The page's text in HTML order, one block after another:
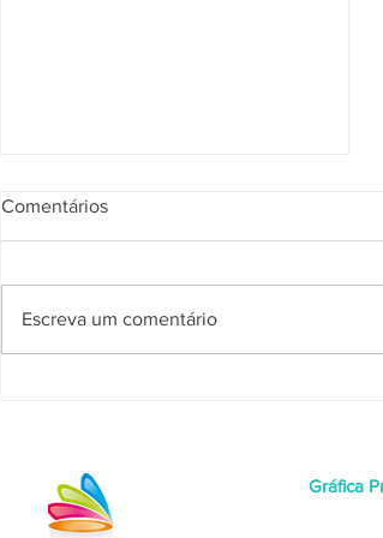
Comentários
Escreva um comentário
Gráfica